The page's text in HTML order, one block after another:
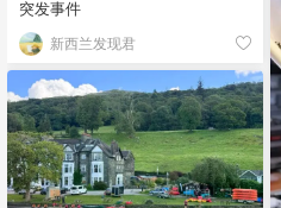
突发事件
新西兰发现君